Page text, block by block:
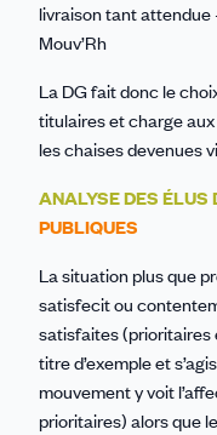
livraison tant
Mouv’Rh
La DG fait donc le
titulaires et charge
les chaises devenues
ANALYSE DES ÉLUS
PUBLIQUES
La situation plus que
satisfecit ou
satisfaites (prioritaires
titre d’exemple et
mouvement y voit
prioritaires) alors que